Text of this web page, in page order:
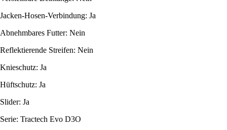
Jacken-Hosen-Verbindung: Ja
Abnehmbares Futter: Nein
Reflektierende Streifen: Nein
Knieschutz: Ja
Hüftschutz: Ja
Slider: Ja
Serie: Tractech Evo D3O